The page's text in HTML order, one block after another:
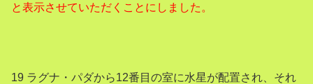
と表示させていただくことにしました。
19 ラグナ・パダから12番目の室に水星が配置され、それ